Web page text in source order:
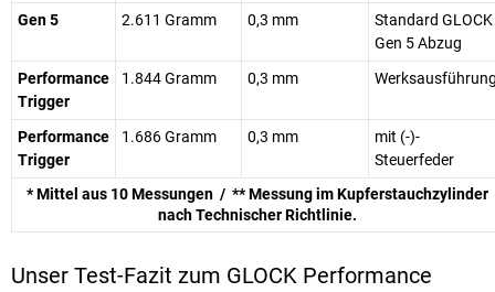
Gen 5
2.611 Gramm 0,3 mm
Standard GLOCK
Gen 5 Abzug
Performance
Trigger
1.844 Gramm 0,3 mm
Performance
Trigger
1.686 Gramm 0,3 mm
mit (-)-
Steuerfeder
* Mittel aus 10 Messungen / ** Messung im Kupferstauchzylinder
nach Technischer Richtlinie.
Unser Test-Fazit zum GLOCK Performance